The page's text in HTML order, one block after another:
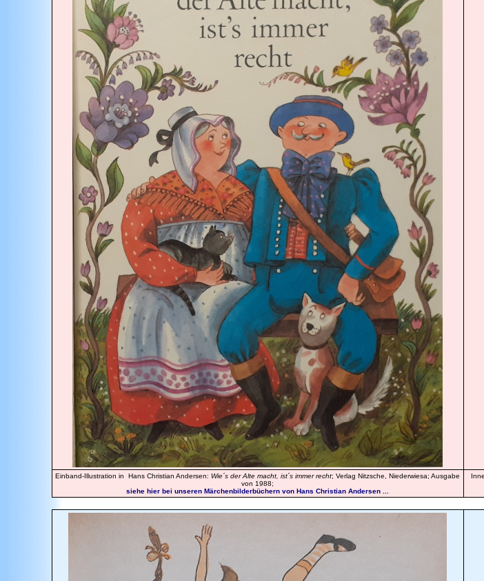
Einband-Illustration in Hans Christian Andersen: Wie´s der Alte macht, ist´s immer recht; Verlag Nitzsche, Niederwiesa; Ausgabe
von 1988;
siehe hier bei unseren Märchenbilderbüchern von Hans Christian Andersen ...